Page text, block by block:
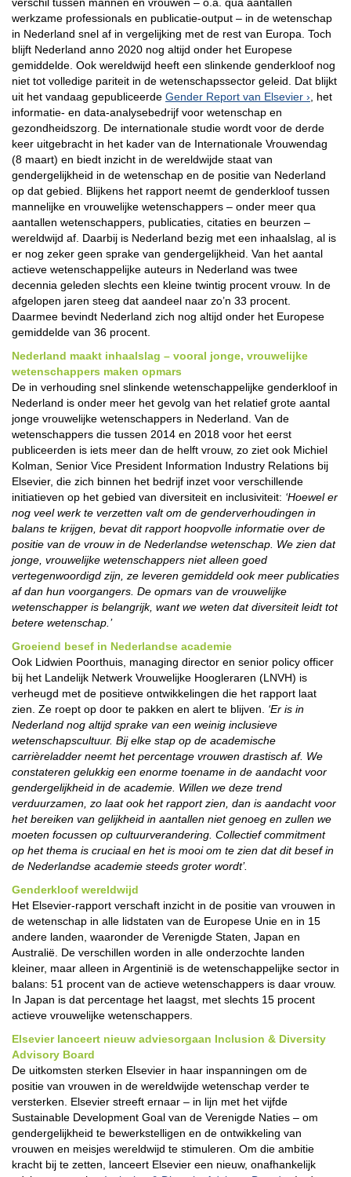
verschil tussen mannen en vrouwen – o.a. qua aantallen
werkzame professionals en publicatie-output – in de wetenschap
in Nederland snel af in vergelijking met de rest van Europa. Toch
blijft Nederland anno 2020 nog altijd onder het Europese
gemiddelde. Ook wereldwijd heeft een slinkende genderkloof nog
niet tot volledige pariteit in de wetenschapssector geleid. Dat blijkt
uit het vandaag gepubliceerde Gender Report van Elsevier
, het
informatie- en data-analysebedrijf voor wetenschap en
gezondheidszorg. De internationale studie wordt voor de derde
keer uitgebracht in het kader van de Internationale Vrouwendag
(8 maart) en biedt inzicht in de wereldwijde staat van
gendergelijkheid in de wetenschap en de positie van Nederland
op dat gebied. Blijkens het rapport neemt de genderkloof tussen
mannelijke en vrouwelijke wetenschappers – onder meer qua
aantallen wetenschappers, publicaties, citaties en beurzen –
wereldwijd af. Daarbij is Nederland bezig met een inhaalslag, al is
er nog zeker geen sprake van gendergelijkheid. Van het aantal
actieve wetenschappelijke auteurs in Nederland was twee
decennia geleden slechts een kleine twintig procent vrouw. In de
afgelopen jaren steeg dat aandeel naar zo’n 33 procent.
Daarmee bevindt Nederland zich nog altijd onder het Europese
gemiddelde van 36 procent.
Nederland maakt inhaalslag – vooral jonge, vrouwelijke
wetenschappers maken opmars
De in verhouding snel slinkende wetenschappelijke genderkloof in
Nederland is onder meer het gevolg van het relatief grote aantal
jonge vrouwelijke wetenschappers in Nederland. Van de
wetenschappers die tussen 2014 en 2018 voor het eerst
publiceerden is iets meer dan de helft vrouw, zo ziet ook Michiel
Kolman, Senior Vice President Information Industry Relations bij
Elsevier, die zich binnen het bedrijf inzet voor verschillende
initiatieven op het gebied van diversiteit en inclusiviteit: ‘Hoewel er
nog veel werk te verzetten valt om de genderverhoudingen in
balans te krijgen, bevat dit rapport hoopvolle informatie over de
positie van de vrouw in de Nederlandse wetenschap. We zien dat
jonge, vrouwelijke wetenschappers niet alleen goed
vertegenwoordigd zijn, ze leveren gemiddeld ook meer publicaties
af dan hun voorgangers. De opmars van de vrouwelijke
wetenschapper is belangrijk, want we weten dat diversiteit leidt tot
betere wetenschap.’
Groeiend besef in Nederlandse academie
Ook Lidwien Poorthuis, managing director en senior policy officer
bij het Landelijk Netwerk Vrouwelijke Hoogleraren (LNVH) is
verheugd met de positieve ontwikkelingen die het rapport laat
zien. Ze roept op door te pakken en alert te blijven. ‘Er is in
Nederland nog altijd sprake van een weinig inclusieve
wetenschapscultuur. Bij elke stap op de academische
carrièreladder neemt het percentage vrouwen drastisch af. We
constateren gelukkig een enorme toename in de aandacht voor
gendergelijkheid in de academie. Willen we deze trend
verduurzamen, zo laat ook het rapport zien, dan is aandacht voor
het bereiken van gelijkheid in aantallen niet genoeg en zullen we
moeten focussen op cultuurverandering. Collectief commitment
op het thema is cruciaal en het is mooi om te zien dat dit besef in
de Nederlandse academie steeds groter wordt’.
Genderkloof wereldwijd
Het Elsevier-rapport verschaft inzicht in de positie van vrouwen in
de wetenschap in alle lidstaten van de Europese Unie en in 15
andere landen, waaronder de Verenigde Staten, Japan en
Australië. De verschillen worden in alle onderzochte landen
kleiner, maar alleen in Argentinië is de wetenschappelijke sector in
balans: 51 procent van de actieve wetenschappers is daar vrouw.
In Japan is dat percentage het laagst, met slechts 15 procent
actieve vrouwelijke wetenschappers.
Elsevier lanceert nieuw adviesorgaan Inclusion & Diversity
Advisory Board
De uitkomsten sterken Elsevier in haar inspanningen om de
positie van vrouwen in de wereldwijde wetenschap verder te
versterken. Elsevier streeft ernaar – in lijn met het vijfde
Sustainable Development Goal van de Verenigde Naties – om
gendergelijkheid te bewerkstelligen en de ontwikkeling van
vrouwen en meisjes wereldwijd te stimuleren. Om die ambitie
kracht bij te zetten, lanceert Elsevier een nieuw, onafhankelijk